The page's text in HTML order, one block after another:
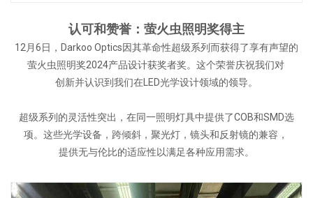
认可和赞誉：萤火虫照明奖得主
12月6日，Darkoo Optics因其革命性超级系列而获得了享有声望的
萤火虫照明奖2024产品设计获奖者奖。这个荣誉庆祝我们对
创新并认识到我们在LED光学设计领域的领导。
超级系列的灵活性突出，在同一照明灯具中提供了COB和SMD选
项。这些光学设备，跨倾斜，聚光灯，镜头和反射镜的兼容，
提供无与伦比的适应性以满足各种应用需求。